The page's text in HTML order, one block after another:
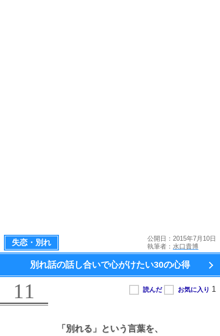
失恋・別れ
公開日：2015年7月10日
執筆者： 水口貴博
別れ話の話し合いで心がけたい30の心得
11
「別れる」という言葉を、